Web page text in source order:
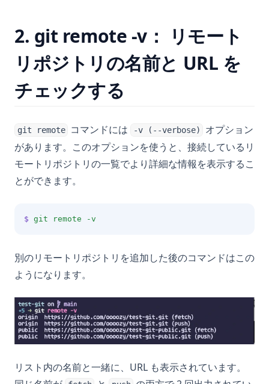
2. git remote -v： リモート
リポジトリの名前と URL を
チェックする
git remote コマンドには -v (--verbose)
オプション
があります。このオプションを使うと、接続しているリ
モートリポジトリの一覧でより詳細な情報を表示するこ
とができます。
$ git remote -v
別のリモートリポジトリを追加した後のコマンドはこの
ようになります。
リスト内の名前と一緒に、URL も表示されています。